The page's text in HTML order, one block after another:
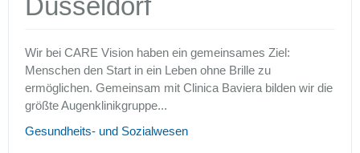
Wir bei CARE Vision haben ein gemeinsames Ziel:
Menschen den Start in ein Leben ohne Brille zu
ermöglichen. Gemeinsam mit Clinica Baviera bilden wir die
größte Augenklinikgruppe...
Gesundheits- und Sozialwesen